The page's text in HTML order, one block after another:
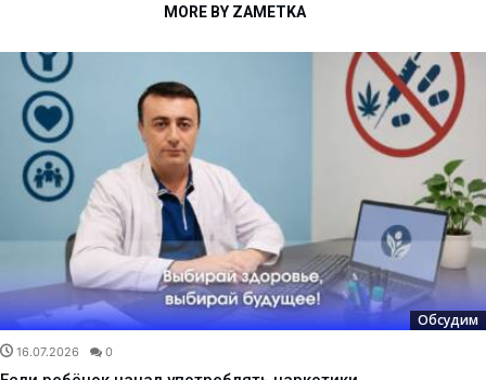
MORE BY ZAMETKA
Обсудим
16.07.2026 0